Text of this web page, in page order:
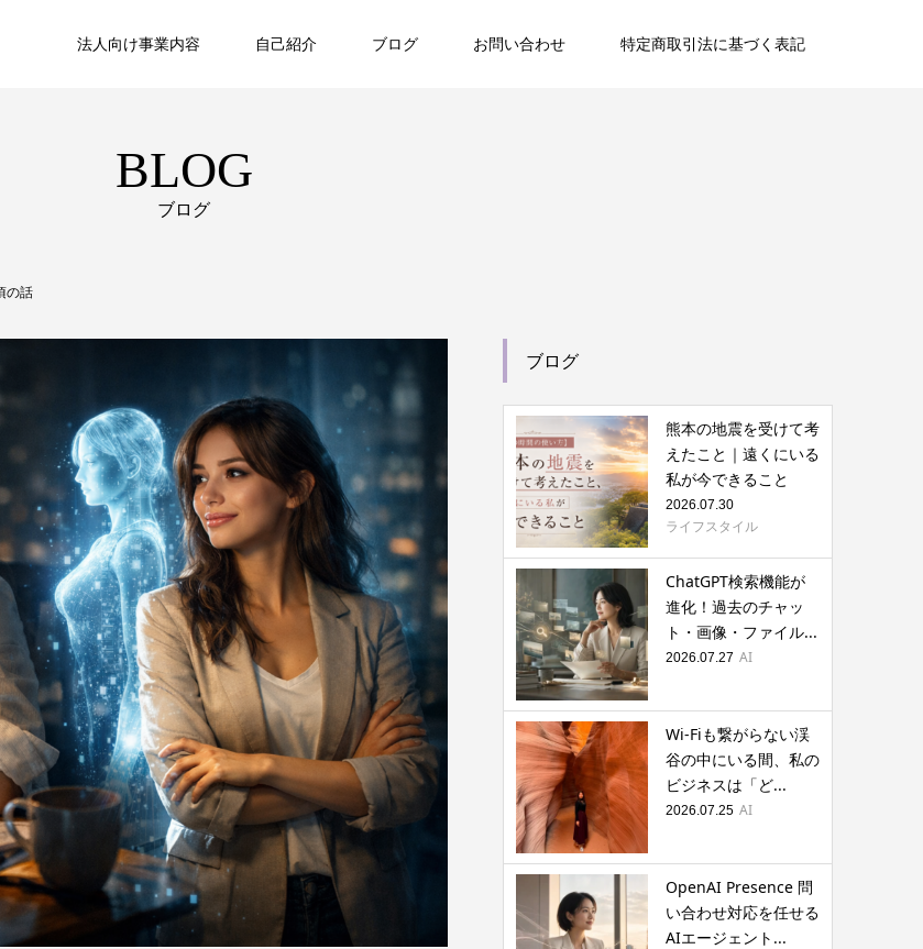
法人向け事業内容 自己紹介 ブログ お問い合わせ 特定商取引法に基づく表記
BLOG
ブログ
の話
ブログ
熊本の地震を受けて考
えたこと｜遠くにいる
私が今できること
2026.07.30
ライフスタイル
ChatGPT検索機能が
進化！過去のチャッ
ト・画像・ファイル...
2026.07.27 AI
Wi-Fiも繋がらない渓
谷の中にいる間、私の
ビジネスは「ど...
2026.07.25 AI
OpenAI Presence 問
い合わせ対応を任せる
AIエージェント...